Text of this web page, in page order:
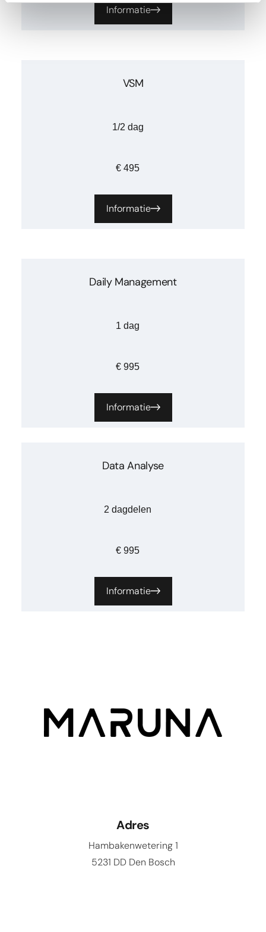
Informatie
VSM
1/2 dag
€ 495
Informatie
Daily Management
1 dag
€ 995
Informatie
Data Analyse
2 dagdelen
€ 995
Informatie
Adres
Hambakenwetering 1
5231 DD Den Bosch